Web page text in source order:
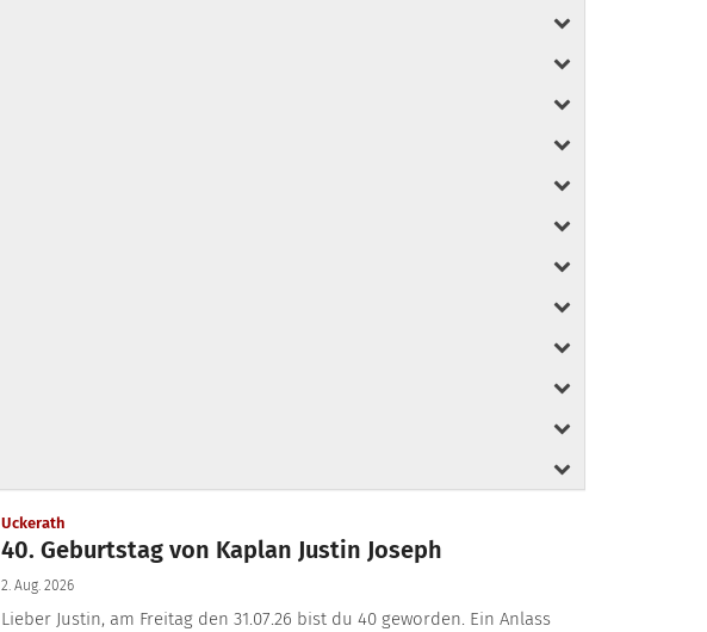
Uckerath
40. Geburtstag von Kaplan Justin Joseph
2. Aug. 2026
Lieber Justin, am Freitag den 31.07.26 bist du 40 geworden. Ein Anlass